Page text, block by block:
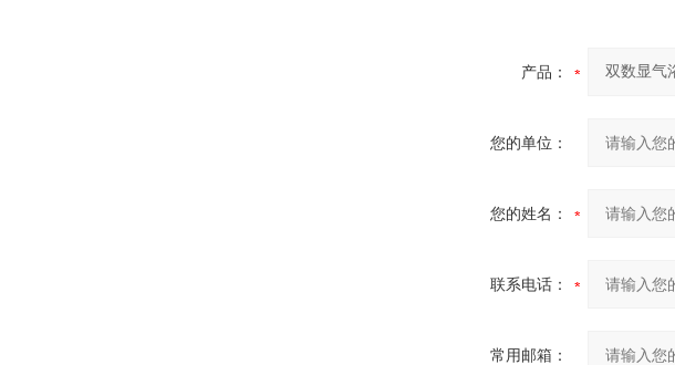
产品：
您的单位：
您的姓名：
联系电话：
常用邮箱：